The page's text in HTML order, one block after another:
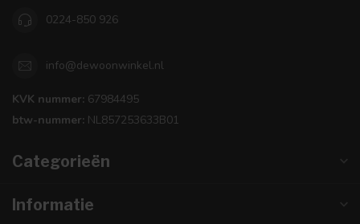
0224-850 926
info@dewoonwinkel.nl
KVK nummer: 67984495
btw-nummer: NL857253633B01
Categorieën
Informatie